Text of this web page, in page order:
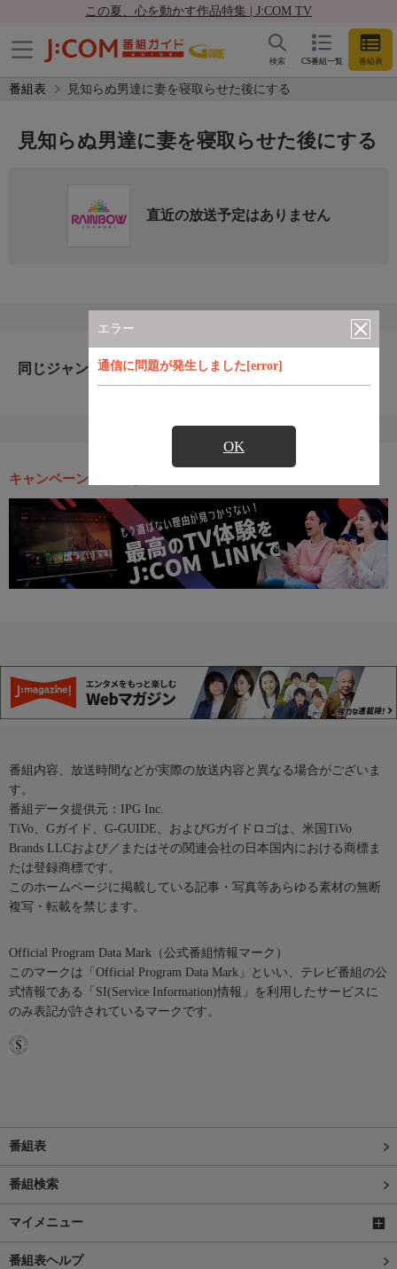
この夏、心を動かす作品特集 | J:COM TV
CS番組一覧 番組表
検索
番組表 見知らぬ男達に妻を寝取らせた後にする
エラー
通信に問題が発生しました[error]
OK
見知らぬ男達に妻を寝取らせた後にする
直近の放送予定はありません
同じジャンルのおすすめ番組
キャンペーン・お得な情報
番組内容、放送時間などが実際の放送内容と異なる場合がございま
す。
番組データ提供元：IPG Inc.
TiVo、Gガイド、G-GUIDE、およびGガイドロゴは、米国TiVo
Brands LLCおよび／またはその関連会社の日本国内における商標ま
たは登録商標です。
このホームページに掲載している記事・写真等あらゆる素材の無断
複写・転載を禁じます。
Official Program Data Mark（公式番組情報マーク）
このマークは「Official Program Data Mark」といい、テレビ番組の公
式情報である「SI(Service Information)情報」を利用したサービスに
のみ表記が許されているマークです。
番組表
番組検索
マイメニュー
番組表ヘルプ